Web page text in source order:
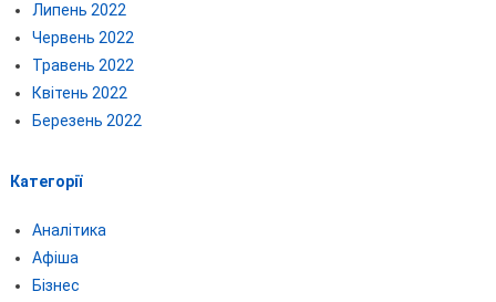
Липень 2022
Червень 2022
Травень 2022
Квітень 2022
Березень 2022
Категорії
Аналітика
Афіша
Бізнес